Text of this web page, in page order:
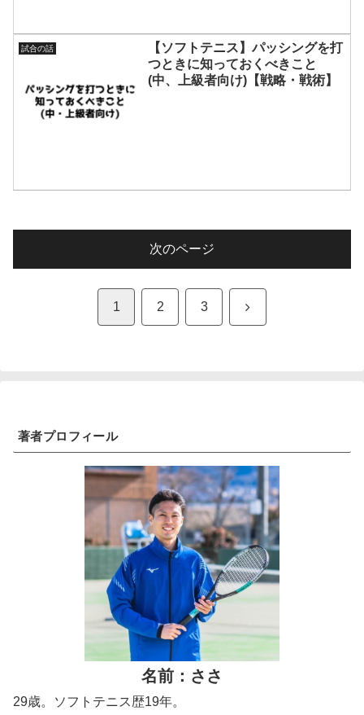
試合の話
【ソフトテニス】パッシングを打
つときに知っておくべきこと
(中、上級者向け)【戦略・戦術】
次のページ
1 2 3 次
著者プロフィール
名前：ささ
29歳。ソフトテニス歴19年。